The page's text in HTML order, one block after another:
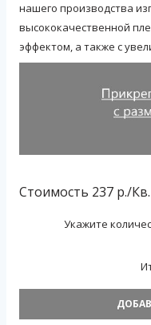
нашего производства
высококачественной
эффектом, а также с
Стоимость 237 р./
Укажите